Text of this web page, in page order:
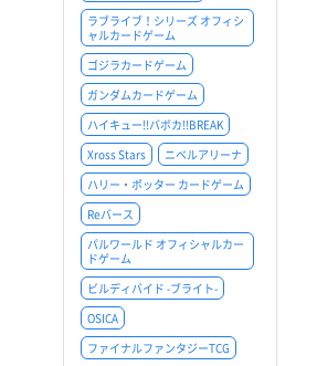
ラブライブ！シリーズ オフィシ
ャルカードゲーム
ゴジラカードゲーム
ガンダムカードゲーム
ハイキュー!!バボカ!!BREAK
Xross Stars
ニベルアリーナ
ハリー・ポッター カードゲーム
Reバース
パルワールド オフィシャルカー
ドゲーム
ビルディバイド -ブライト-
OSICA
ファイナルファンタジーTCG